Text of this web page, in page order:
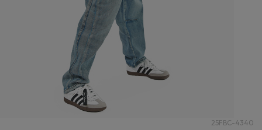
25FBC-4340